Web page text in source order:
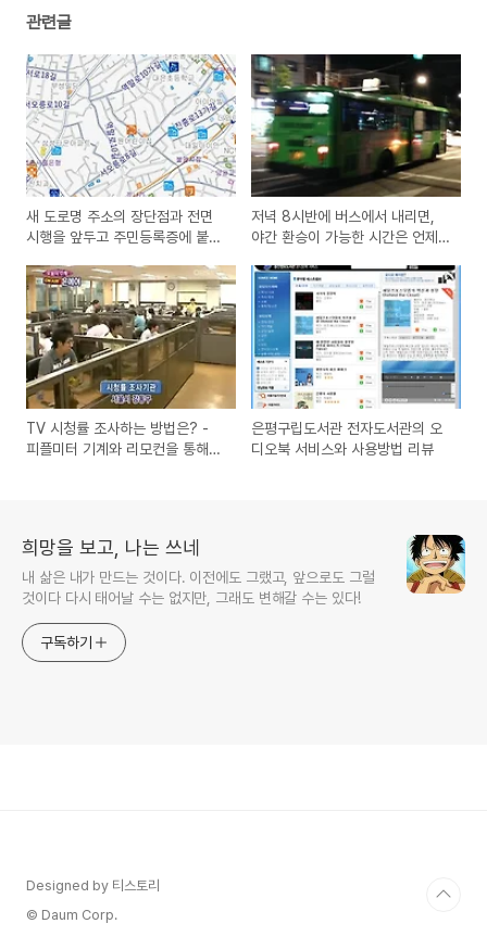
관련글
새 도로명 주소의 장단점과 전면
시행을 앞두고 주민등록증에 붙이
저녁 8시반에 버스에서 내리면,
야간 환승이 가능한 시간은 언제
TV 시청률 조사하는 방법은? -
피플미터 기계와 리모컨을 통해서
은평구립도서관 전자도서관의 오
디오북 서비스와 사용방법 리뷰
희망을 보고, 나는 쓰네
내 삶은 내가 만드는 것이다. 이전에도 그랬고, 앞으로도 그럴
것이다 다시 태어날 수는 없지만, 그래도 변해갈 수는 있다!
구독하기
Designed by 티스토리
© Daum Corp.